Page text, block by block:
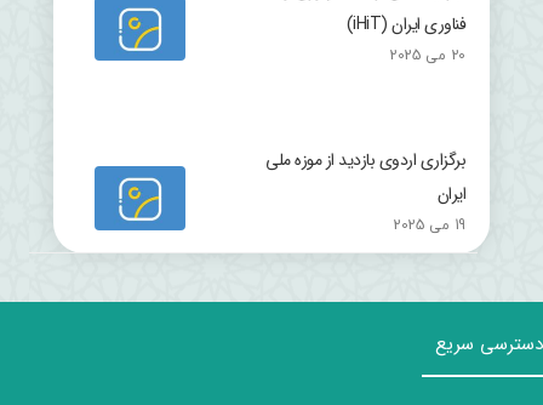
فناوری ایران (iHiT)
20 می 2025
برگزاری اردوی بازدید از موزه ملی
ایران
19 می 2025
دسترسی سریع